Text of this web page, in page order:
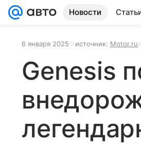
Новости
6 января 2025 источник: Motor.ru
Genesis